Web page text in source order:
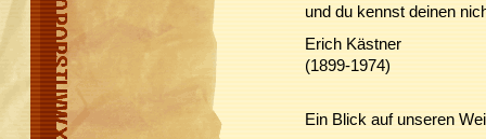
und du kennst deinen
Erich Kästner
(1899-1974)
Ein Blick auf unseren